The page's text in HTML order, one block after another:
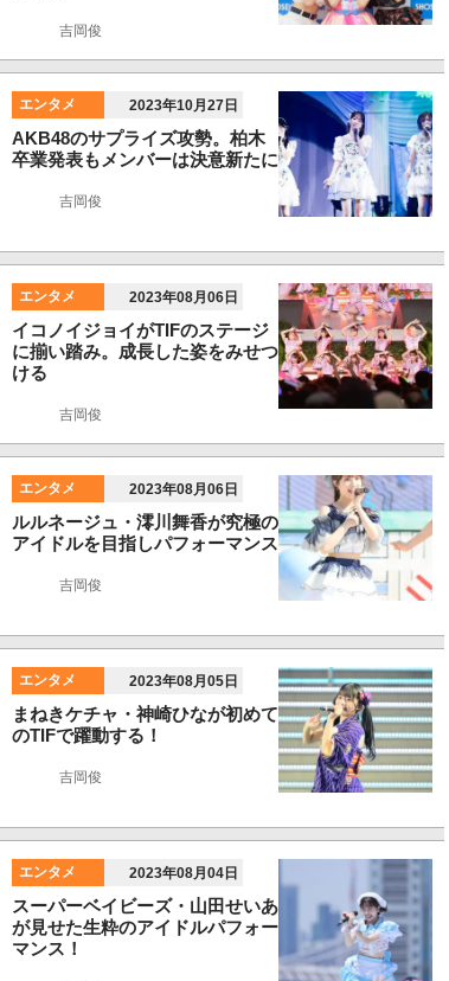
吉岡俊
エンタメ 2023年10月27日
AKB48のサプライズ攻勢。柏木
卒業発表もメンバーは決意新たに
吉岡俊
エンタメ 2023年08月06日
イコノイジョイがTIFのステージ
に揃い踏み。成長した姿をみせつ
ける
吉岡俊
エンタメ 2023年08月06日
ルルネージュ・澪川舞香が究極の
アイドルを目指しパフォーマンス
吉岡俊
エンタメ 2023年08月05日
まねきケチャ・神崎ひなが初めて
のTIFで躍動する！
吉岡俊
エンタメ 2023年08月04日
スーパーベイビーズ・山田せいあ
が見せた生粋のアイドルパフォー
マンス！